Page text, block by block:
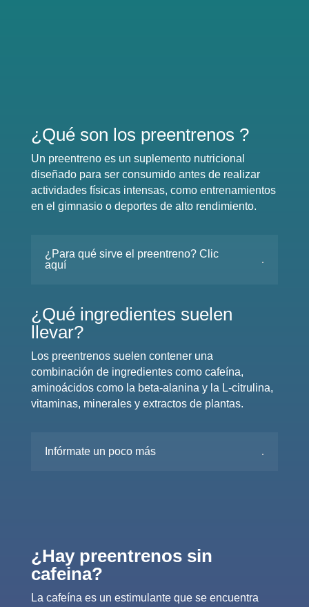
¿Qué son los preentrenos ?
Un preentreno es un suplemento nutricional
diseñado para ser consumido antes de realizar
actividades físicas intensas, como entrenamientos
en el gimnasio o deportes de alto rendimiento.
¿Para qué sirve el preentreno? Clic
aquí
¿Qué ingredientes suelen
llevar?
Los preentrenos suelen contener una
combinación de ingredientes como cafeína,
aminoácidos como la beta-alanina y la L-citrulina,
vitaminas, minerales y extractos de plantas.
Infórmate un poco más
¿Hay preentrenos sin
cafeina?
La cafeína es un estimulante que se encuentra